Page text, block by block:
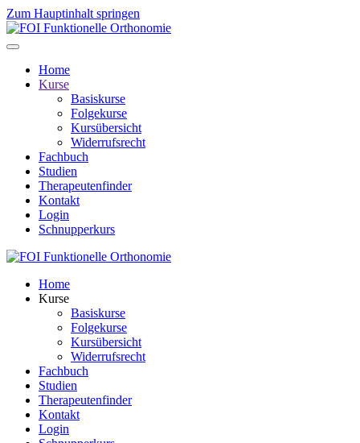
Zum Hauptinhalt springen
Home
Kurse
Basiskurse
Folgekurse
Kursübersicht
Widerrufsrecht
Fachbuch
Studien
Therapeutenfinder
Kontakt
Login
Schnupperkurs
Home
Kurse
Basiskurse
Folgekurse
Kursübersicht
Widerrufsrecht
Fachbuch
Studien
Therapeutenfinder
Kontakt
Login